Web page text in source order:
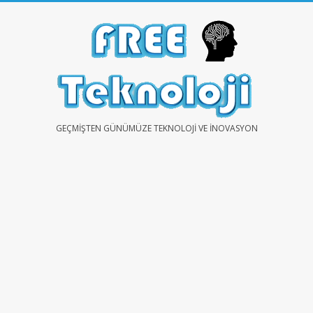
FREEGEÇMIŞTEN GÜNÜMÜZE TEKNOLOJI VE İNOVASYON